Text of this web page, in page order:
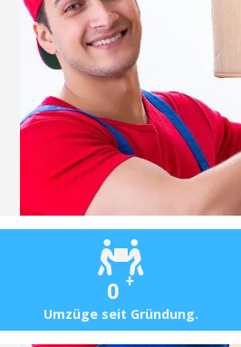
0 +
Umzüge seit Gründung.